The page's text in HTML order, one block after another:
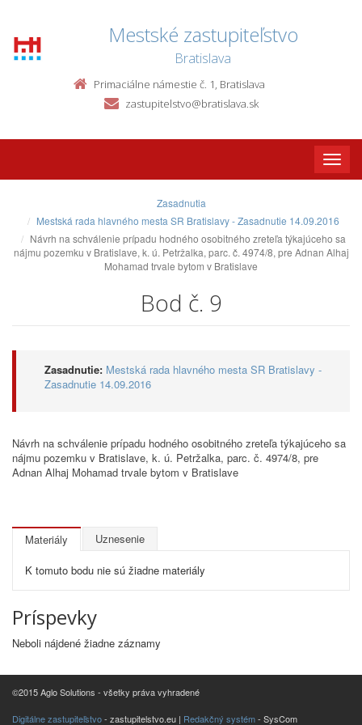
Mestské zastupiteľstvo
Bratislava
Primaciálne námestie č. 1, Bratislava
zastupitelstvo@bratislava.sk
Toggle
Zasadnutia
Mestská rada hlavného mesta SR Bratislavy - Zasadnutie 14.09.2016
Návrh na schválenie prípadu hodného osobitného zreteľa týkajúceho sa
nájmu pozemku v Bratislave, k. ú. Petržalka, parc. č. 4974/8, pre Adnan Alhaj
Mohamad trvale bytom v Bratislave
Bod č. 9
Zasadnutie: Mestská rada hlavného mesta SR Bratislavy -
Zasadnutie 14.09.2016
Návrh na schválenie prípadu hodného osobitného zreteľa týkajúceho sa
nájmu pozemku v Bratislave, k. ú. Petržalka, parc. č. 4974/8, pre
Adnan Alhaj Mohamad trvale bytom v Bratislave
Materiály Uznesenie
K tomuto bodu nie sú žiadne materiály
Príspevky
Neboli nájdené žiadne záznamy
©2015 Aglo Solutions - všetky práva vyhradené
Digitálne zastupiteľstvo- zastupitelstvo.eu | Redakčný systém- SysCom